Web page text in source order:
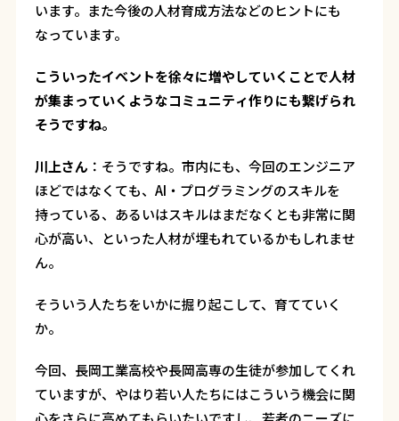
います。また今後の人材育成方法などのヒントにも
なっています。
――こういったイベントを徐々に増やしていくことで人材
が集まっていくようなコミュニティ作りにも繋げられ
そうですね。
川上さん ： そうですね。市内にも、今回のエンジニア
ほどではなくても、AI・プログラミングのスキルを
持っている、あるいはスキルはまだなくとも非常に関
心が高い、といった人材が埋もれているかもしれませ
ん。
そういう人たちをいかに掘り起こして、育てていく
か。
今回、長岡工業高校や長岡高専の生徒が参加してくれ
ていますが、やはり若い人たちにはこういう機会に関